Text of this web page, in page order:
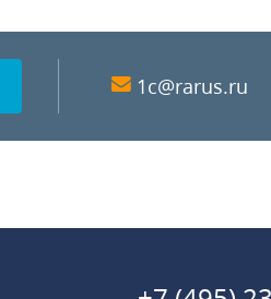
1c@rarus.ru